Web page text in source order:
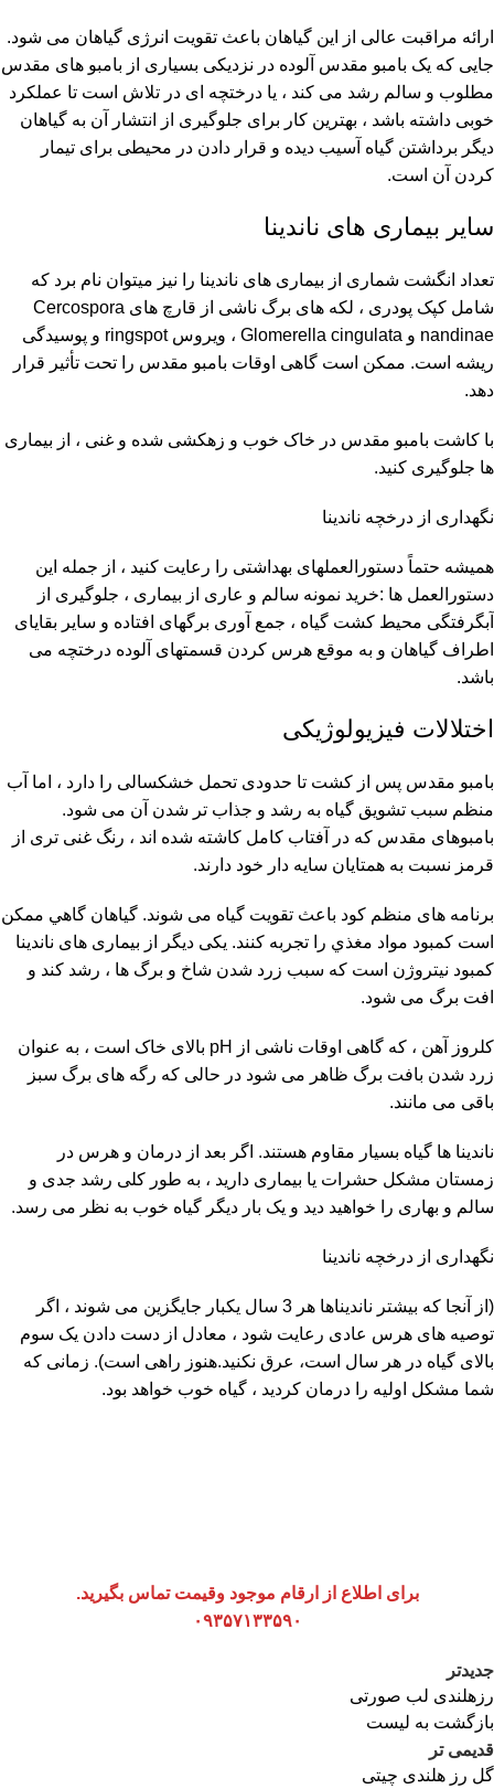
ارائه مراقبت عالی از این گیاهان باعث تقویت انرژی گیاهان می شود.
جایی که یک بامبو مقدس آلوده در نزدیکی بسیاری از بامبو های مقدس
مطلوب و سالم رشد می کند ، یا درختچه ای در تلاش است تا عملکرد
خوبی داشته باشد ، بهترین کار برای جلوگیری از انتشار آن به گیاهان
دیگر برداشتن گیاه آسیب دیده و قرار دادن در محیطی برای تیمار
کردن آن است.
سایر بیماری های ناندینا
تعداد انگشت شماری از بیماری های ناندینا را نیز میتوان نام برد که
شامل کپک پودری ، لکه های برگ ناشی از قارچ های Cercospora
nandinae و Glomerella cingulata ، ویروس ringspot و پوسیدگی
ریشه است. ممکن است گاهی اوقات بامبو مقدس را تحت تأثیر قرار
دهد.
با کاشت بامبو مقدس در خاک خوب و زهکشی شده و غنی ، از بیماری
ها جلوگیری کنید.
نگهداری از درخچه ناندینا
همیشه حتماً دستورالعملهای بهداشتی را رعایت کنید ، از جمله این
دستورالعمل ها :خرید نمونه سالم و عاری از بیماری ، جلوگیری از
آبگرفتگی محیط کشت گیاه ، جمع آوری برگهای افتاده و سایر بقایای
اطراف گیاهان و به موقع هرس کردن قسمتهای آلوده درختچه می
باشد.
اختلالات فیزیولوژیکی
بامبو مقدس پس از کشت تا حدودی تحمل خشکسالی را دارد ، اما آب
منظم سبب تشویق گیاه به رشد و جذاب تر شدن آن می شود.
بامبوهای مقدس که در آفتاب کامل کاشته شده اند ، رنگ غنی تری از
قرمز نسبت به همتایان سایه دار خود دارند.
برنامه های منظم کود باعث تقویت گیاه می شوند. گياهان گاهي ممکن
است کمبود مواد مغذي را تجربه کنند. یکی دیگر از بیماری های ناندینا
کمبود نیتروژن است که سبب زرد شدن شاخ و برگ ها ، رشد کند و
افت برگ می شود.
کلروز آهن ، که گاهی اوقات ناشی از pH بالای خاک است ، به عنوان
زرد شدن بافت برگ ظاهر می شود در حالی که رگه های برگ سبز
باقی می مانند.
ناندینا ها گیاه بسیار مقاوم هستند. اگر بعد از درمان و هرس در
زمستان مشکل حشرات یا بیماری دارید ، به طور کلی رشد جدی و
سالم و بهاری را خواهید دید و یک بار دیگر گیاه خوب به نظر می رسد.
نگهداری از درخچه ناندینا
(از آنجا که بیشتر ناندیناها هر 3 سال یکبار جایگزین می شوند ، اگر
توصیه های هرس عادی رعایت شود ، معادل از دست دادن یک سوم
بالای گیاه در هر سال است، عرق نکنید.هنوز راهی است). زمانی که
شما مشکل اولیه را درمان کردید ، گیاه خوب خواهد بود.
برای اطلاع از ارقام موجود وقیمت تماس بگیرید.
۰۹۳۵۷۱۳۳۵۹۰
جدیدتر
رزهلندی لب صورتی
بازگشت به لیست
قدیمی تر
گل رز هلندی چیتی